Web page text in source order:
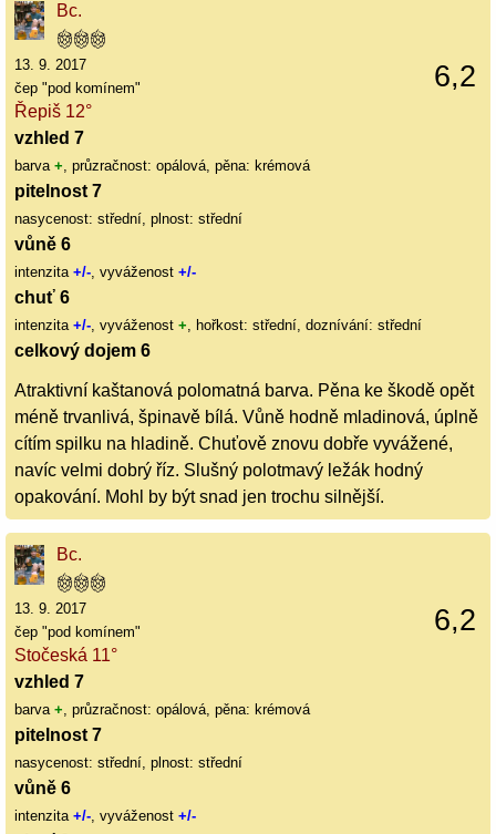
Bc.
6,2
13. 9. 2017
čep "pod komínem"
Řepiš 12°
vzhled 7
barva +, průzračnost: opálová, pěna: krémová
pitelnost 7
nasycenost: střední, plnost: střední
vůně 6
intenzita +/-, vyváženost +/-
chuť 6
intenzita +/-, vyváženost +, hořkost: střední, doznívání: střední
celkový dojem 6
Atraktivní kaštanová polomatná barva. Pěna ke škodě opět
méně trvanlivá, špinavě bílá. Vůně hodně mladinová, úplně
cítím spilku na hladině. Chuťově znovu dobře vyvážené,
navíc velmi dobrý říz. Slušný polotmavý ležák hodný
opakování. Mohl by být snad jen trochu silnější.
Bc.
6,2
13. 9. 2017
čep "pod komínem"
Stočeská 11°
vzhled 7
barva +, průzračnost: opálová, pěna: krémová
pitelnost 7
nasycenost: střední, plnost: střední
vůně 6
intenzita +/-, vyváženost +/-